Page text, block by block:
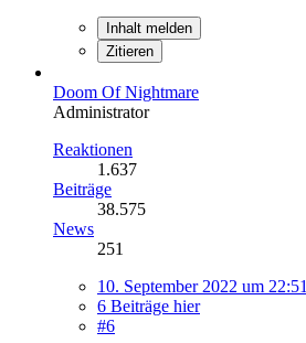
Inhalt melden
Zitieren
Doom Of Nightmare
Administrator
Reaktionen
1.637
Beiträge
38.575
News
251
10. September 2022 um 22:51
6 Beiträge hier
#6